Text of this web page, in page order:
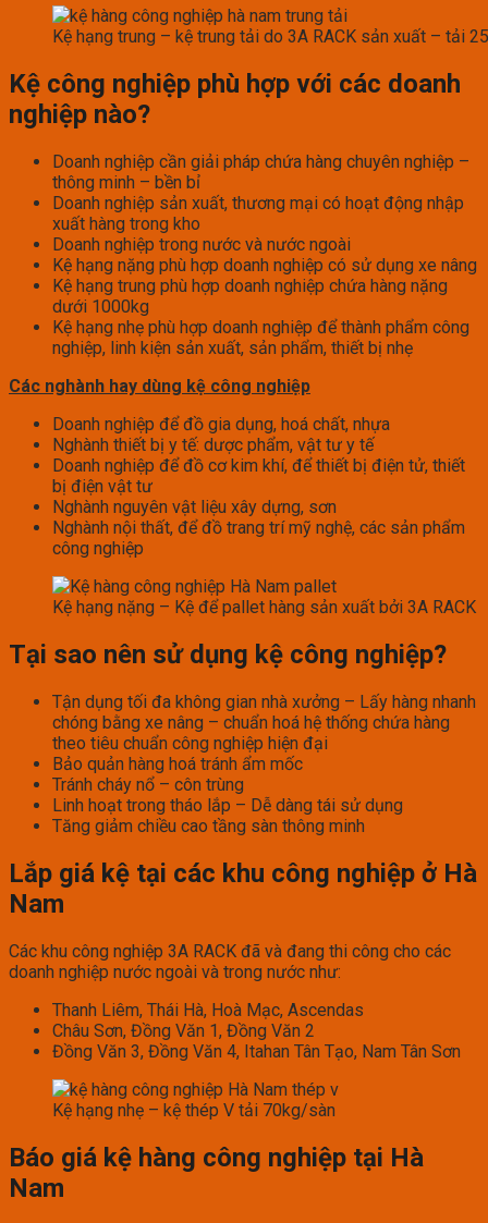
Kệ hạng trung – kệ trung tải do 3A RACK sản xuất – tải
Kệ công nghiệp phù hợp với các doanh
nghiệp nào?
Doanh nghiệp cần giải pháp chứa hàng chuyên nghiệp –
thông minh – bền bỉ
Doanh nghiệp sản xuất, thương mại có hoạt động nhập
xuất hàng trong kho
Doanh nghiệp trong nước và nước ngoài
Kệ hạng nặng phù hợp doanh nghiệp có sử dụng xe nâng
Kệ hạng trung phù hợp doanh nghiệp chứa hàng nặng
dưới 1000kg
Kệ hạng nhẹ phù hợp doanh nghiệp để thành phẩm công
nghiệp, linh kiện sản xuất, sản phẩm, thiết bị nhẹ
Các nghành hay dùng kệ công nghiệp
Doanh nghiệp để đồ gia dụng, hoá chất, nhựa
Nghành thiết bị y tế: dược phẩm, vật tư y tế
Doanh nghiệp để đồ cơ kim khí, để thiết bị điện tử, thiết
bị điện vật tư
Nghành nguyên vật liệu xây dựng, sơn
Nghành nội thất, để đồ trang trí mỹ nghệ, các sản phẩm
công nghiệp
Kệ hạng nặng – Kệ để pallet hàng sản xuất bởi 3A RACK
Tại sao nên sử dụng kệ công nghiệp?
Tận dụng tối đa không gian nhà xưởng – Lấy hàng nhanh
chóng bằng xe nâng – chuẩn hoá hệ thống chứa hàng
theo tiêu chuẩn công nghiệp hiện đại
Bảo quản hàng hoá tránh ẩm mốc
Tránh cháy nổ – côn trùng
Linh hoạt trong tháo lắp – Dễ dàng tái sử dụng
Tăng giảm chiều cao tầng sàn thông minh
Lắp giá kệ tại các khu công nghiệp ở Hà
Nam
Các khu công nghiệp 3A RACK đã và đang thi công cho các
doanh nghiệp nước ngoài và trong nước như:
Thanh Liêm, Thái Hà, Hoà Mạc, Ascendas
Châu Sơn, Đồng Văn 1, Đồng Văn 2
Đồng Văn 3, Đồng Văn 4, Itahan Tân Tạo, Nam Tân Sơn
Kệ hạng nhẹ – kệ thép V tải 70kg/sàn
Báo giá kệ hàng công nghiệp tại Hà
Nam